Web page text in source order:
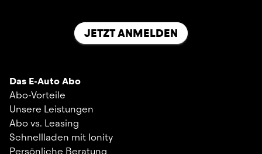
Das E-Auto Abo
Abo-Vorteile
Unsere Leistungen
Abo vs. Leasing
Schnellladen mit Ionity
Persönliche Beratung
JETZT ANMELDEN